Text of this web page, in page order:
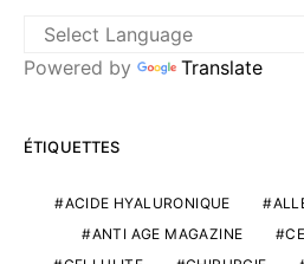
Powered by Translate
ÉTIQUETTES
ACIDE HYALURONIQUE
ANTI AGE MAGAZINE